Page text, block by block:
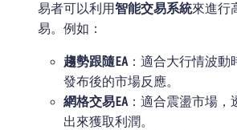
易者可以利用智能交易系統來進行
易。例如：
趨勢跟隨EA：適合大行情波動
發布後的市場反應。
網格交易EA：適合震盪市場，
出來獲取利潤。